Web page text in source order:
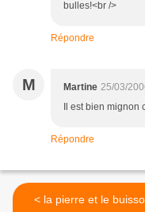
bulles!<br />
Répondre
M Martine 25/03/
Il est bien
Répondre
< la pierre et le